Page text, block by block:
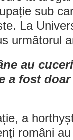
sub
La
următorul
au
a fost
a
români